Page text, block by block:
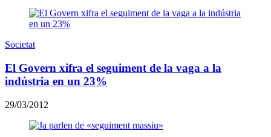
Societat
El Govern xifra el seguiment de la vaga a la
indústria en un 23%
29/03/2012